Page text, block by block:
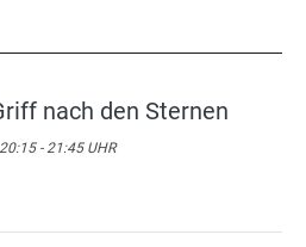
nach den Sternen
20:15 - 21:45 UHR